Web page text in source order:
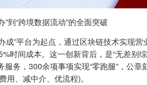
到“跨境数据流动”的全面突破
成”平台为起点，通过区块链技术实现
时间成本。这一创新背后，是“无差别
务，300余项事项实现“零跑腿”，公
用、减中介、优流程)。